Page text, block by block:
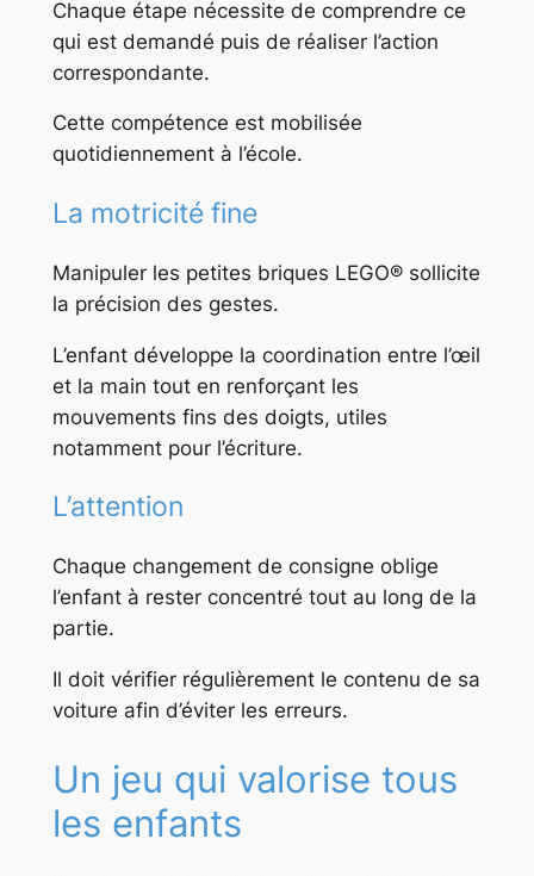
Chaque étape nécessite de comprendre ce
qui est demandé puis de réaliser l’action
correspondante.
Cette compétence est mobilisée
quotidiennement à l’école.
La motricité fine
Manipuler les petites briques LEGO® sollicite
la précision des gestes.
L’enfant développe la coordination entre l’œil
et la main tout en renforçant les
mouvements fins des doigts, utiles
notamment pour l’écriture.
L’attention
Chaque changement de consigne oblige
l’enfant à rester concentré tout au long de la
partie.
Il doit vérifier régulièrement le contenu de sa
voiture afin d’éviter les erreurs.
Un jeu qui valorise tous
les enfants